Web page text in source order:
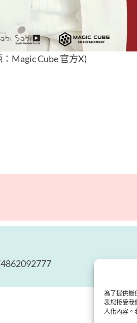
為了提供最
表您接受我
人化內容。
Magic Cube官方X)